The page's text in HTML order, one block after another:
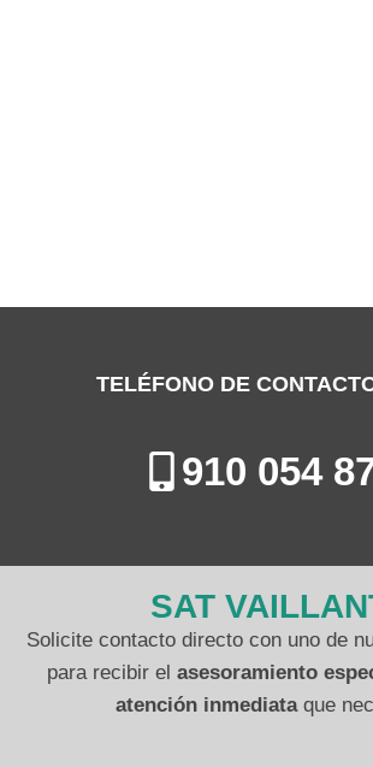
TELÉFONO DE
910 054
SAT
Solicite contacto directo con uno de
para recibir el asesoramiento
atención inmediataque